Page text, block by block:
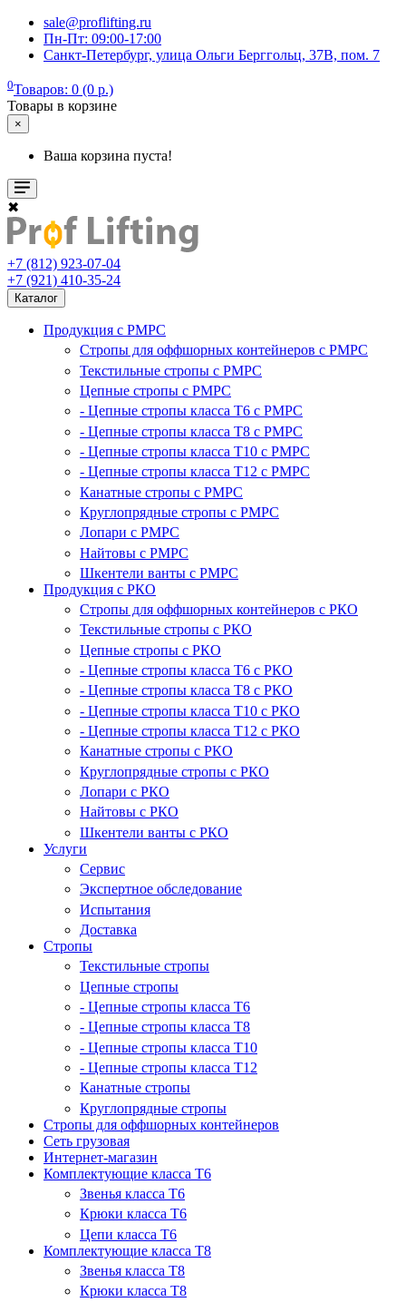
sale@proflifting.ru
Пн-Пт: 09:00-17:00
Санкт-Петербург, улица Ольги Берггольц, 37В, пом. 7
0Товаров: 0 (0 р.)
Товары в корзине
×
Ваша корзина пуста!
✖
+7 (812) 923-07-04
+7 (921) 410-35-24
Каталог
Продукция с РМРС
Стропы для оффшорных контейнеров с РМРС
Текстильные стропы с РМРС
Цепные стропы с РМРС
- Цепные стропы класса T6 с РМРС
- Цепные стропы класса T8 с РМРС
- Цепные стропы класса T10 с РМРС
- Цепные стропы класса T12 с РМРС
Канатные стропы с РМРС
Круглопрядные стропы с РМРС
Лопари с РМРС
Найтовы с РМРС
Шкентели ванты с РМРС
Продукция с РКО
Стропы для оффшорных контейнеров с РКО
Текстильные стропы с РКО
Цепные стропы с РКО
- Цепные стропы класса T6 с РКО
- Цепные стропы класса T8 с РКО
- Цепные стропы класса T10 с РКО
- Цепные стропы класса T12 с РКО
Канатные стропы с РКО
Круглопрядные стропы с РКО
Лопари с РКО
Найтовы с РКО
Шкентели ванты с РКО
Услуги
Сервис
Экспертное обследование
Испытания
Доставка
Стропы
Текстильные стропы
Цепные стропы
- Цепные стропы класса T6
- Цепные стропы класса T8
- Цепные стропы класса T10
- Цепные стропы класса T12
Канатные стропы
Круглопрядные стропы
Стропы для оффшорных контейнеров
Сеть грузовая
Интернет-магазин
Комплектующие класса Т6
Звенья класса Т6
Крюки класса Т6
Цепи класса Т6
Комплектующие класса Т8
Звенья класса T8
Крюки класса T8